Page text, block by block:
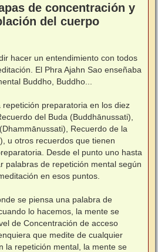
de concentración y
del cuerpo
hacer un entendimiento con todos
El Phra Ajahn Sao enseñaba
Buddho, Buddho...
preparatoria en los diez
del Buda (Buddhānussati),
Recuerdo de la
u otros recuerdos que tienen
Desde el punto uno hasta
palabras de repetición mental según
en esos puntos.
se piensa una palabra de
lo hacemos, la mente se
de Concentración de acceso
que medite de cualquier
la repetición mental, la mente se